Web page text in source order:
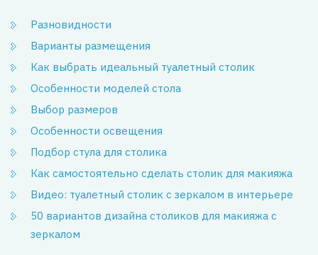
Разновидности
Варианты размещения
Как выбрать идеальный туалетный столик
Особенности моделей стола
Выбор размеров
Особенности освещения
Подбор стула для столика
Как самостоятельно сделать столик для макияжа
Видео: туалетный столик с зеркалом в интерьере
50 вариантов дизайна столиков для макияжа с
зеркалом